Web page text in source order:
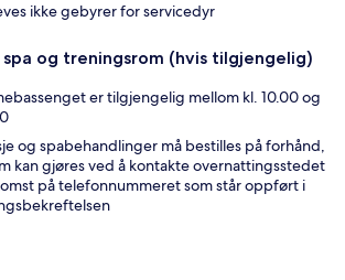
ikke gebyrer for servicedyr
spa og treningsrom (hvis tilgjengelig)
er tilgjengelig mellom kl. 10.00 og
og spabehandlinger må bestilles på forhånd,
kan gjøres ved å kontakte overnattingsstedet
på telefonnummeret som står oppført i